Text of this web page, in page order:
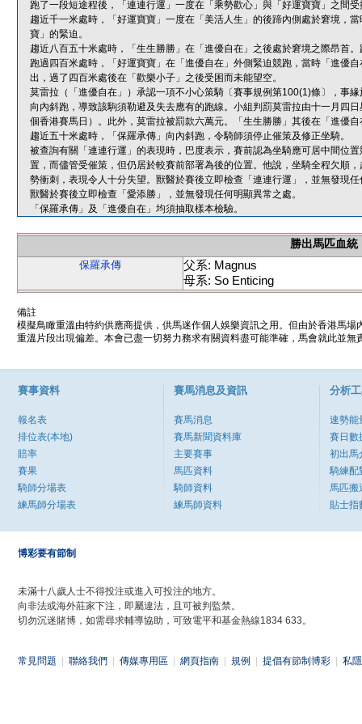
跑了一段短途程後，「連連行運」一度在「乘勢歡心」與「好運寶寶」之間
趨近千一米處時，「好運寶寶」一度在「美活人生」的後蹄內側處於窘境，
寶」的緊迫。
趨近八百五十米處時，「生生勝勝」在「進優自在」之後處於窘境之際昂首
跑過四百米處時，「好運寶寶」在「進優自在」外側緊迫競跑，當時「進優
出，過了四百米處後在「歡樂小子」之後受困而未能望空。
莫雷拉（「進優自在」）承認一項不小心策騎〔賽事規例第100(1)條〕，事
向內斜跑，導致該駒須勒避及失去應有的跑線。小組判罰莫雷拉由十一月四
個香港賽馬日）。此外，莫雷拉被罰款六萬元。「生生勝勝」其後在「進優
趨近五十米處時，「保羅承傳」向內斜跑，令騎師須停止催策及修正坐騎。
被查詢有關「連連行運」的表現時，巴度表示，賽前認為坐騎應可居中間位
置，而儘管受催策，但仍居於較賽前部署為後的位置。他說，坐騎全程欠順
勢衝刺，表現令人十分失望。獸醫於賽後立即檢查「連連行運」，並無發現
獸醫於賽後立即檢查「愛添勝」，並無發現任何明顯異常之處。
「保羅承傳」及「進優自在」均須抽取樣本檢驗。
勝出馬匹血統
保羅承傳
父系: Magnus
母系: So Enticing
備註
模擬鳥瞰重溫由特約供應商提供，供馬迷作個人娛樂資訊之用。但由於香港馬
重溫片段出現偏差。本會已盡一切努力務求有關資料盡可能準確，馬會就此並
賽事資料
報名表
排位表(本地)
賠率
賽果
騎師分場表
練馬師分場表
賽馬消息及資訊
賽馬消息
賽馬新聞資料庫
主要賽事
馬匹資料
騎師資料
練馬師資料
分析
速勢能
賽日數
初出馬
騎練配
馬匹搬
貼士指
博彩要有節制
未滿十八歲人士不得投注或進入可投注的地方。
向非法或海外莊家下注，即屬違法，且可被判監禁。
切勿沉迷賭博，如需尋求輔導協助，可致電平和基金熱線1834 633。
常見問題 聯絡我們 傳媒專用區 網頁指南 規例 提倡有節制博彩 私